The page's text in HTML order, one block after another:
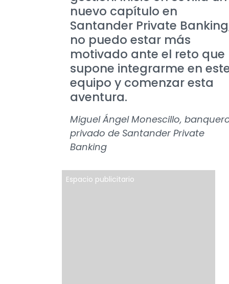
nuevo capítulo en
Santander Private
no puedo estar más
motivado ante el reto que
supone integrarme en
equipo y comenzar esta
aventura.
Miguel Ángel Monescillo,
privado de Santander Private
Banking
Espacio publicitario